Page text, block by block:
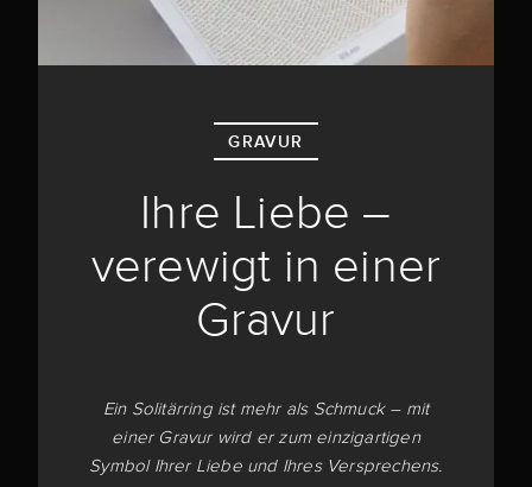
GRAVUR
Ihre Liebe –
verewigt in einer
Gravur
Ein Solitärring ist mehr als Schmuck – mit
einer Gravur wird er zum einzigartigen
Symbol Ihrer Liebe und Ihres Versprechens.